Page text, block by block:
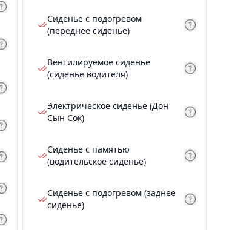
Сиденье с подогревом
(переднее сиденье)
Вентилируемое сиденье
(сиденье водителя)
Электрическое сиденье (Дон
Сын Сок)
Сиденье с памятью
(водительское сиденье)
Сиденье с подогревом (заднее
сиденье)